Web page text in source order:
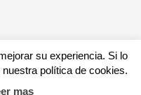
su experiencia. Si lo
política de cookies.
mas